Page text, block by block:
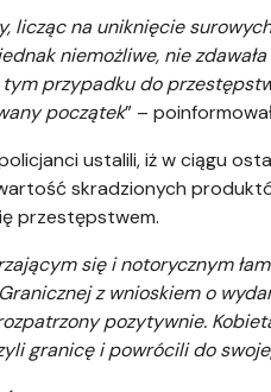
licząc na uniknięcie
niemożliwe, nie
tym przypadku do
początek” –
ustalili, iż w ciągu
skradzionych
przestępstwem.
się i notorycznym
z wnioskiem o
pozytywnie.
granicę i powrócili do